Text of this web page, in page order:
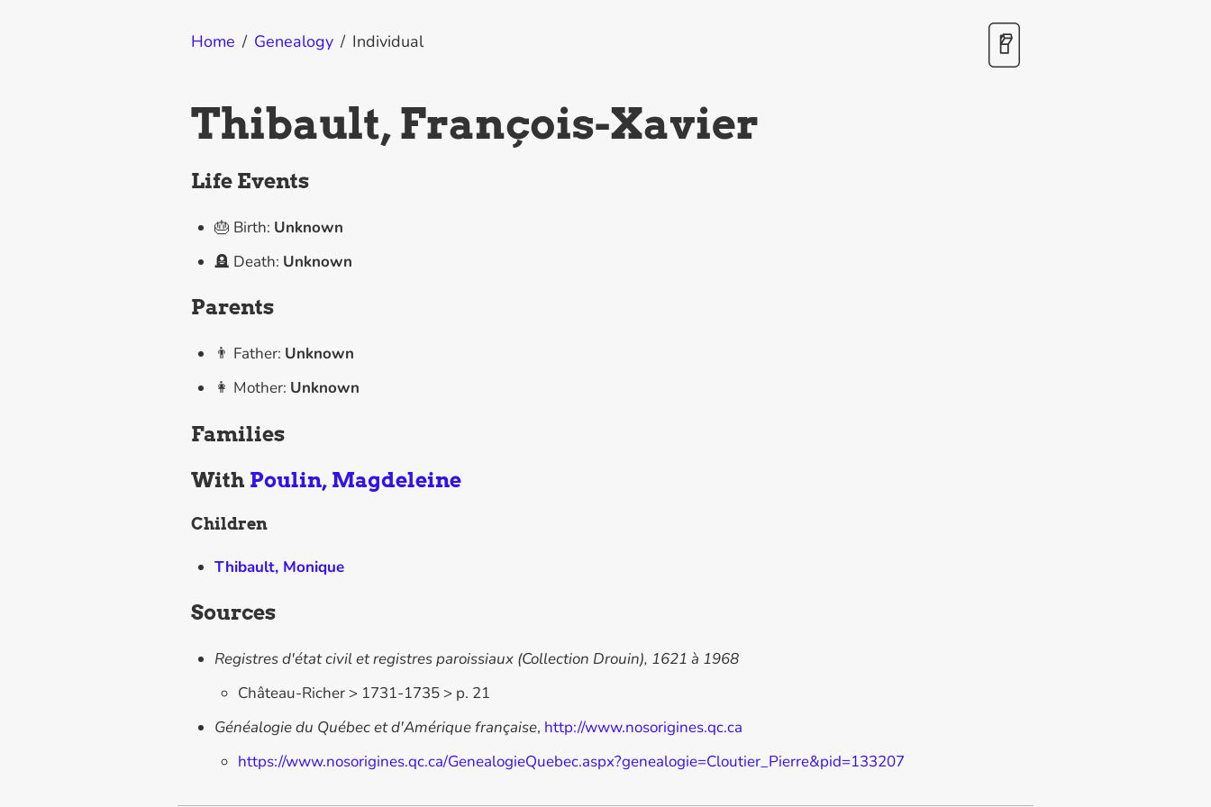
Home / Genealogy / Individual
Thibault, François-Xavier
Life Events
🎂 Birth: Unknown
🪦 Death: Unknown
Parents
👨 Father: Unknown
👩 Mother: Unknown
Families
With Poulin, Magdeleine
Children
Thibault, Monique
Sources
Registres d'état civil et registres paroissiaux (Collection Drouin), 1621 à 1968
Château-Richer > 1731-1735 > p. 21
Généalogie du Québec et d'Amérique française, http://www.nosorigines.qc.ca
https://www.nosorigines.qc.ca/GenealogieQuebec.aspx?genealogie=Cloutier_Pierre&pid=133207